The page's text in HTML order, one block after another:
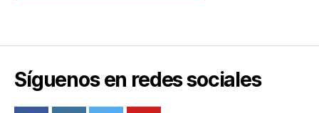
Síguenos en redes sociales